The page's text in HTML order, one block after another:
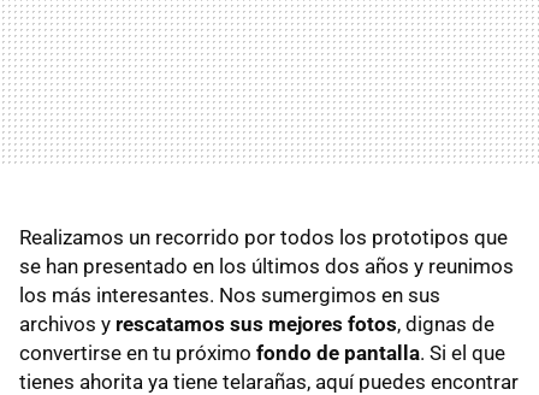
Realizamos un recorrido por todos los prototipos que
se han presentado en los últimos dos años y reunimos
los más interesantes. Nos sumergimos en sus
archivos y rescatamos sus mejores fotos, dignas de
convertirse en tu próximo fondo de pantalla. Si el que
tienes ahorita ya tiene telarañas, aquí puedes encontrar